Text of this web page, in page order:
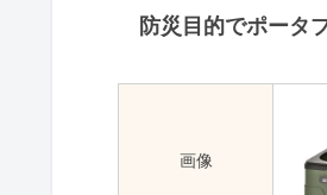
防災目的でポータ
画像